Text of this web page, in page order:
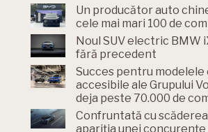
Un producător auto
cele mai mari 100 de
Noul SUV electric BMW
fără precedent
Succes pentru
accesibile ale Grupului
deja peste 70.000 de
Confruntată cu
apariția unei concurențe